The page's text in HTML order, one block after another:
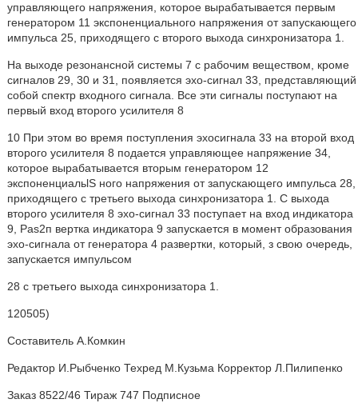
управляющего напряжения, которое вырабатывается первым
генератором 11 экспоненциального напряжения от запускающего
импульса 25, приходящего с второго выхода синхронизатора 1.
На выходе резонансной системы 7 с рабочим веществом, кроме
сигналов 29, 30 и 31, появляется эхо-сигнал 33, представляющий
собой спектр входного сигнала. Все эти сигналы поступают на
первый вход второго усилителя 8
10 При этом во время поступления эхосигнала 33 на второй вход
второго усилителя 8 подается управляющее напряжение 34,
которое вырабатывается вторым генератором 12
экспоненциальlS ного напряжения от запускающего импульса 28,
приходящего с третьего выхода синхронизатора 1. С выхода
второго усилителя 8 эхо-сигнал 33 поступает на вход индикатора
9, Pas2п вертка индикатора 9 запускается в момент образования
эхо-сигнала от генератора 4 развертки, который, з свою очередь,
запускается импульсом
28 с третьего выхода синхронизатора 1.
120505)
Составитель А.Комкин
Редактор И.Рыбченко Техред М.Кузьма Корректор Л.Пилипенко
Заказ 8522/46 Тираж 747 Подписное